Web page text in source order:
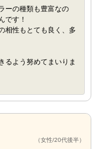
ーの種類も豊富なの
です！
相性もとても良く、多
るよう努めてまいりま
（女性/20代後半）